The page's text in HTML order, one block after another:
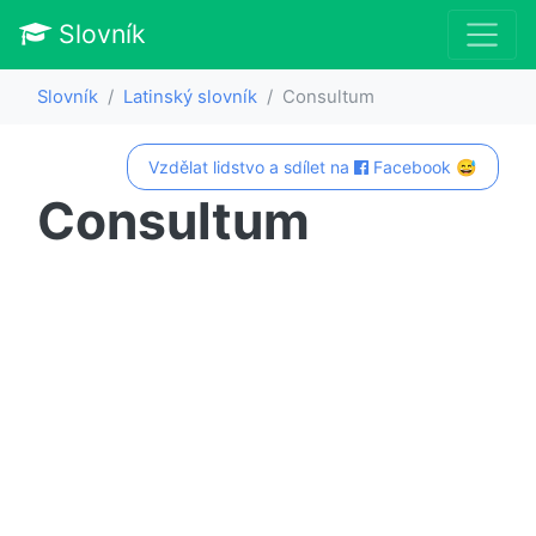
Slovník
Slovník Latinský slovník Consultum
Vzdělat lidstvo a sdílet na Facebook 😅
Consultum